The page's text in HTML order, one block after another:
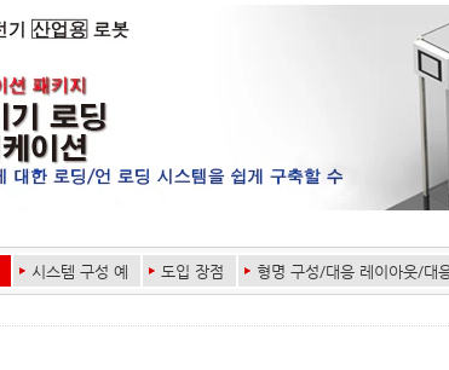
시스템 구성 예 도입 장점 형명 구성/대응 레이아웃/대